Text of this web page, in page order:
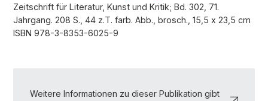
Zeitschrift für Literatur, Kunst und Kritik; Bd. 302, 71.
Jahrgang. 208 S., 44 z.T. farb. Abb., brosch., 15,5 x 23,5 cm
ISBN 978-3-8353-6025-9
Weitere Informationen zu dieser Publikation gibt